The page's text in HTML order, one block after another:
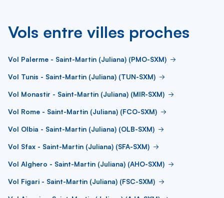
Vols entre villes proches
Vol Palerme - Saint-Martin (Juliana) (PMO-SXM)
Vol Tunis - Saint-Martin (Juliana) (TUN-SXM)
Vol Monastir - Saint-Martin (Juliana) (MIR-SXM)
Vol Rome - Saint-Martin (Juliana) (FCO-SXM)
Vol Olbia - Saint-Martin (Juliana) (OLB-SXM)
Vol Sfax - Saint-Martin (Juliana) (SFA-SXM)
Vol Alghero - Saint-Martin (Juliana) (AHO-SXM)
Vol Figari - Saint-Martin (Juliana) (FSC-SXM)